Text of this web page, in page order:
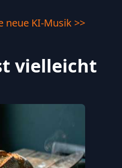
neue KI-Musik >>
vielleicht